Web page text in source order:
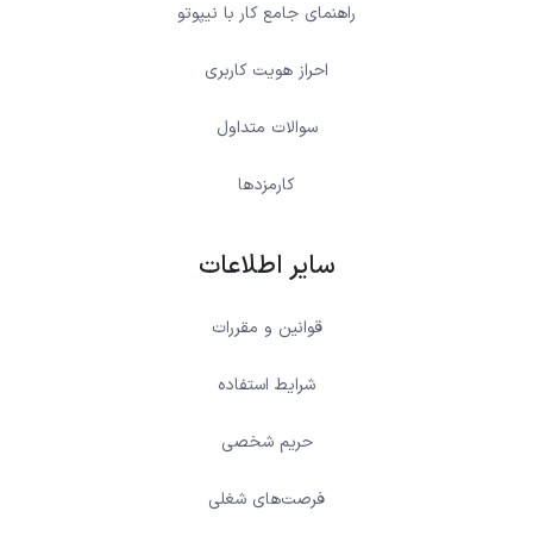
راهنمای جامع کار با نیپوتو
احراز هویت کاربری
سوالات متداول
کارمزدها
سایر اطلاعات
قوانین و مقررات
شرایط استفاده
حریم شخصی
فرصت‌های شغلی